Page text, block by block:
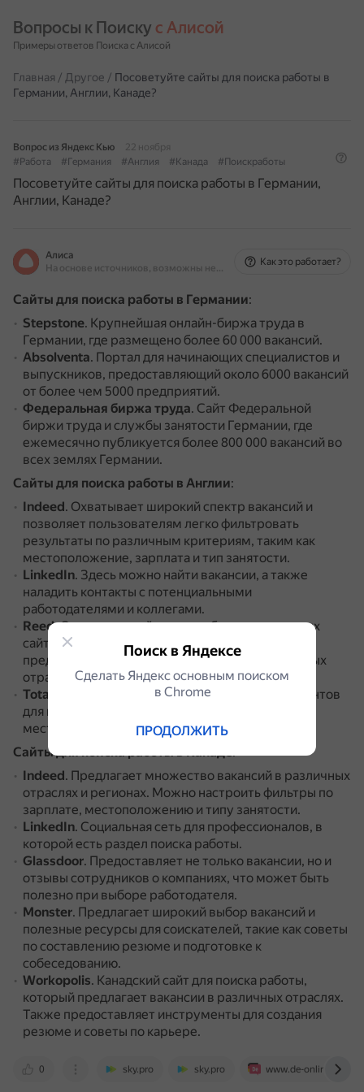
Вопросы к Поиску с Алисой
Примеры ответов Поиска с Алисой
Главная / Другое / Посоветуйте сайты для поиска работы в
Германии, Англии, Канаде?
Вопрос из Яндекс Кью
22 ноября
#Работа
#Германия #Англия #Канада #Поискработы
Посоветуйте сайты для поиска работы в Германии,
Англии, Канаде?
Алиса
На основе источников, возможны неточности
Как это работает?
Сайты для поиска работы в Германии:
Stepstone. Крупнейшая онлайн-биржа труда в
Германии, где размещено более 60 000 вакансий.
Absolventa. Портал для начинающих специалистов и
выпускников, предоставляющий около 6000 вакансий
от более чем 5000 предприятий.
Федеральная биржа труда. Сайт Федеральной
биржи труда и службы занятости Германии, где
ежемесячно публикуется более 800 000 вакансий во
всех землях Германии.
Сайты для поиска работы в Англии:
Indeed. Охватывает широкий спектр вакансий и
позволяет пользователям легко фильтровать
результаты по различным критериям, таким как
местоположение, зарплата и тип занятости.
LinkedIn. Здесь можно найти вакансии, а также
наладить контакты с потенциальными
работодателями и коллегами.
Reed.Один из старейших и наиболее уважаемых
сайтов для поиска работы в Великобритании.
предлагает широкий выбор вакансий в различных
отраслях и регионах.
Totaljobs
Предоставляет множество инструментов
для поиска вакансий, включая фильтры по
местоположению, зарплате и типу занятости.
Сайты для поиска работы в Канаде:
Indeed. Предлагает множество вакансий в различных
отраслях и регионах. Можно настроить фильтры по
зарплате, местоположению и типу занятости.
LinkedIn. Социальная сеть для профессионалов, в
которой есть раздел поиска работы.
Glassdoor. Предоставляет не только вакансии, но и
отзывы сотрудников о компаниях, что может быть
полезно при выборе работодателя.
Monster. Предлагает широкий выбор вакансий и
полезные ресурсы для соискателей, такие как советы
по составлению резюме и подготовке к
собеседованию.
Workopolis. Канадский сайт для поиска работы,
который предлагает вакансии в различных отраслях.
Также предоставляет инструменты для создания
резюме и советы по карьере.
0 sky.pro sky.pro www.de-online.ru
Поиск в Яндексе
Сделать Яндекс основным поиском
в Сhrome
ПРОДОЛЖИТЬ